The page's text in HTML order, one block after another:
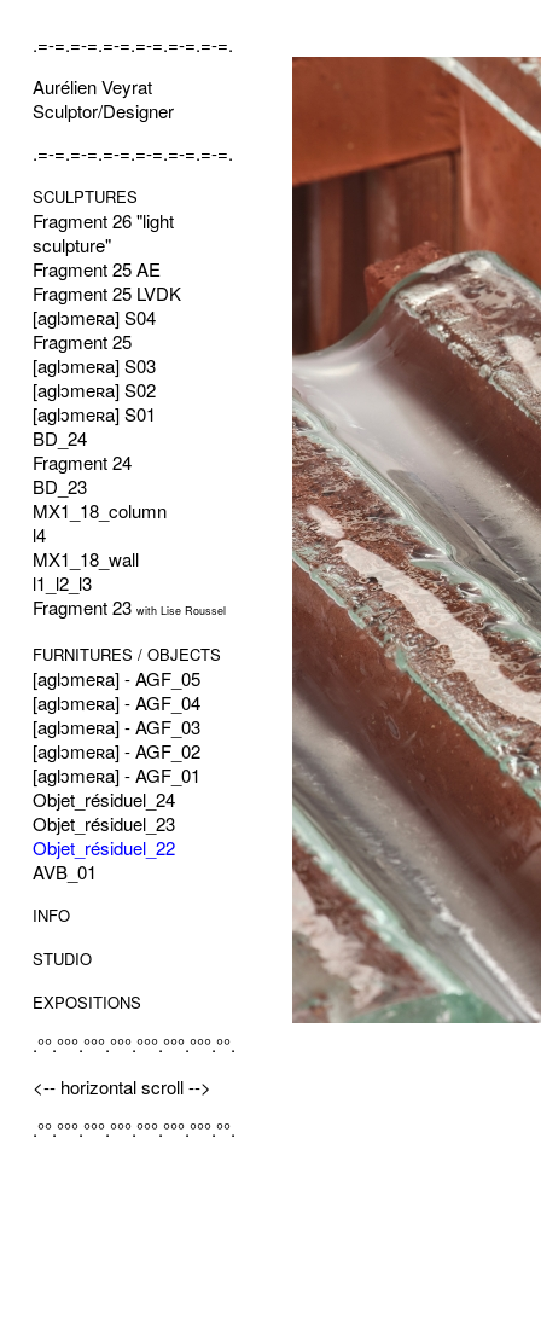
.=-=.=-=.=-=.=-=.=-=.=-=.
Aurélien Veyrat
Sculptor/Designer
.=-=.=-=.=-=.=-=.=-=.=-=.
SCULPTURES
Fragment 26 "light
sculpture"
Fragment 25 AE
Fragment 25 LVDK
[aglɔmeʀa] S04
Fragment 25
[aglɔmeʀa] S03
[aglɔmeʀa] S02
[aglɔmeʀa] S01
BD_24
Fragment 24
BD_23
MX1_18_column
l4
MX1_18_wall
l1_l2_l3
Fragment 23 with Lise Roussel
FURNITURES / OBJECTS
[aglɔmeʀa] - AGF_05
[aglɔmeʀa] - AGF_04
[aglɔmeʀa] - AGF_03
[aglɔmeʀa] - AGF_02
[aglɔmeʀa] - AGF_01
Objet_résiduel_24
Objet_résiduel_23
Objet_résiduel_22
AVB_01
INFO
STUDIO
EXPOSITIONS
.°°.°°°.°°°.°°°.°°°.°°°.°°°.°°.
<-- horizontal scroll -->
.°°.°°°.°°°.°°°.°°°.°°°.°°°.°°.